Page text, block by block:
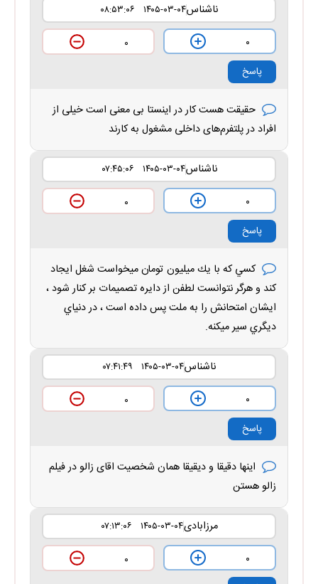
ناشناس۱۴۰۵-۰۳-۰۴ ۰۸:۵۳:۰۶
۰
۰
پاسخ
حقیقت هست کار در اینستا بی معنی است خیلی از
افراد در پلتفرم‌های داخلی مشغول به کارند
ناشناس۱۴۰۵-۰۳-۰۴ ۰۷:۴۵:۰۶
۰
۰
پاسخ
كسي كه با يك ميليون تومان ميخواست شغل ايجاد
كند و هرگر نتوانست لطفن از دايره تصميمات بر كنار شود ،
ايشان امتحانش را به ملت پس داده است ، در دنياي
ديگري سير ميكنه.
ناشناس۱۴۰۵-۰۳-۰۴ ۰۷:۴۱:۴۹
۰
۰
پاسخ
اینها دقیقا و دیقیقا همان شخصیت اقای زالو در فیلم
زالو هستن
مرزابادی۱۴۰۵-۰۳-۰۴ ۰۷:۱۳:۰۶
۰
۰